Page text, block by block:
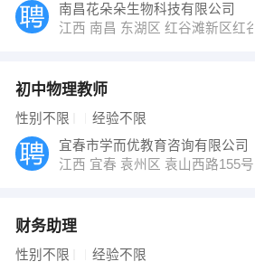
南昌花朵朵生物科技有限公司
江西 南昌 东湖区 红谷滩新区红
初中物理教师
性别不限 经验不限
宜春市学而优教育咨询有限公司
江西 宜春 袁州区 袁山西路155
财务助理
性别不限 经验不限